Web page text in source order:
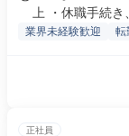
上 ・休職手続き
業界未経験歓迎 転
正社員